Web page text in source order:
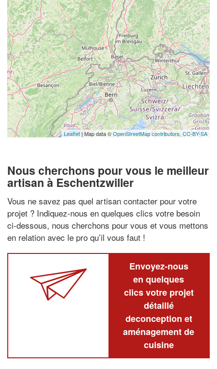
Leaflet | Map data ©OpenStreetMap contributors, CC-BY-SA
Nous cherchons pour vous le meilleur
artisan à Eschentzwiller
Vous ne savez pas quel artisan contacter pour votre
projet ? Indiquez-nous en quelques clics votre besoin
ci-dessous, nous cherchons pour vous et vous mettons
en relation avec le pro qu’il vous faut !
Envoyez-nous
en quelques
clics votre projet
détaillé
deconception et
aménagement de
cuisine